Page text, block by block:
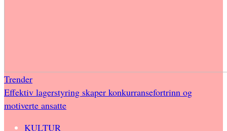
Trender
Effektiv lagerstyring skaper konkurransefortrinn og
motiverte ansatte
KULTUR